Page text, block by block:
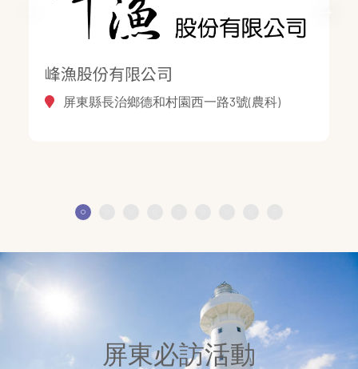
峰漁股份有限公司
屏東縣長治鄉德和村園西一路3號(農科)
屏東必訪活動